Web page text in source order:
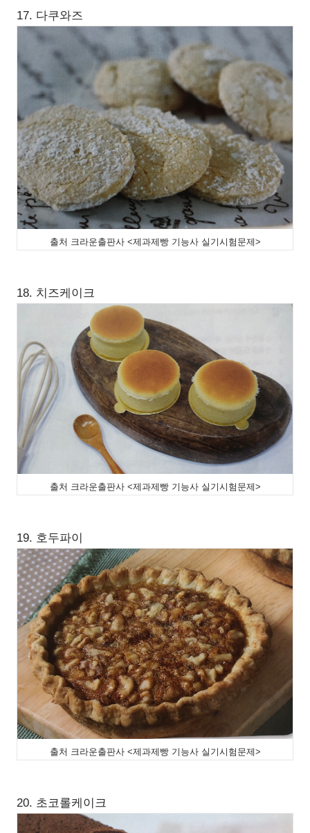
17. 다쿠와즈
출처 크라운출판사 <제과제빵 기능사 실기시험문제>
18. 치즈케이크
출처 크라운출판사 <제과제빵 기능사 실기시험문제>
19. 호두파이
출처 크라운출판사 <제과제빵 기능사 실기시험문제>
20. 초코롤케이크